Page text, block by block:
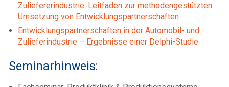
Zuliefererindustrie: Leitfaden zur methodengestützten
Umsetzung von Entwicklungspartnerschaften
Entwicklungspartnerschaften in der Automobil- und
Zulieferindustrie – Ergebnisse einer Delphi-Studie
Seminarhinweis: